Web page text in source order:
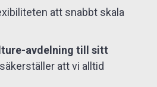
att snabbt skala
avdelning till sitt
att vi alltid